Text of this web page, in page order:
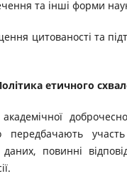
та інші форми
цитованості та
етичного
академічної
повинні